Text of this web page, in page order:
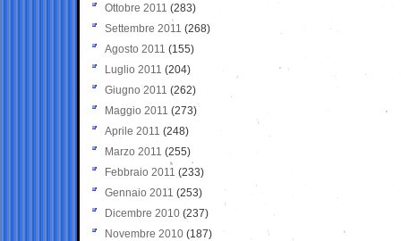
Ottobre 2011 (283)
Settembre 2011 (268)
Agosto 2011 (155)
Luglio 2011 (204)
Giugno 2011 (262)
Maggio 2011 (273)
Aprile 2011 (248)
Marzo 2011 (255)
Febbraio 2011 (233)
Gennaio 2011 (253)
Dicembre 2010 (237)
Novembre 2010 (187)